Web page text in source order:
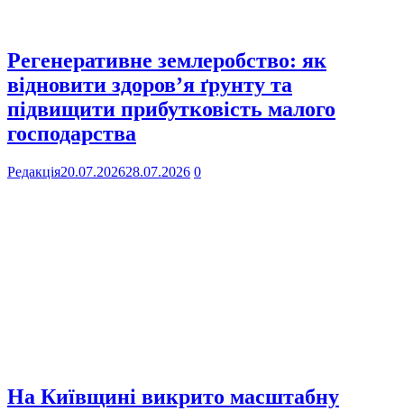
Регенеративне землеробство: як
відновити здоров’я ґрунту та
підвищити прибутковість малого
господарства
Редакція20.07.202628.07.2026 0
На Київщині викрито масштабну